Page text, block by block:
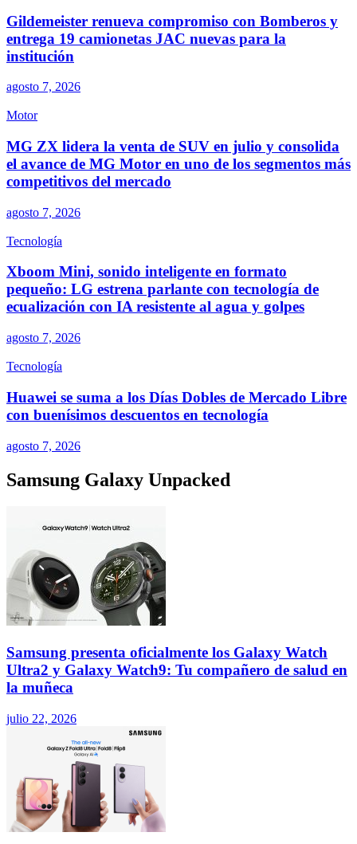
Gildemeister renueva compromiso con Bomberos y
entrega 19 camionetas JAC nuevas para la
institución
agosto 7, 2026
Motor
MG ZX lidera la venta de SUV en julio y consolida
el avance de MG Motor en uno de los segmentos más
competitivos del mercado
agosto 7, 2026
Tecnología
Xboom Mini, sonido inteligente en formato
pequeño: LG estrena parlante con tecnología de
ecualización con IA resistente al agua y golpes
agosto 7, 2026
Tecnología
Huawei se suma a los Días Dobles de Mercado Libre
con buenísimos descuentos en tecnología
agosto 7, 2026
Samsung Galaxy Unpacked
Samsung presenta oficialmente los Galaxy Watch
Ultra2 y Galaxy Watch9: Tu compañero de salud en
la muñeca
julio 22, 2026